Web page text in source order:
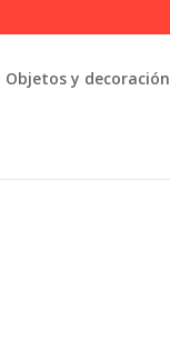
Objetos y decoración